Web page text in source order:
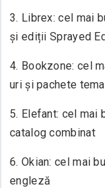
3. Librex: cel mai
și ediții Sprayed
4. Bookzone: cel
uri și pachete
5. Elefant: cel mai
catalog combinat
6. Okian: cel mai
engleză